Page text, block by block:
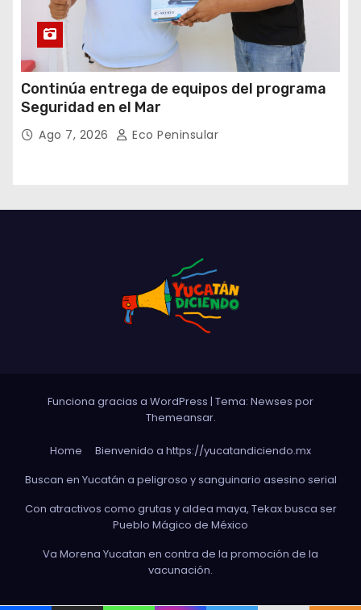
Continúa entrega de equipos del programa
Seguridad en el Mar
Ago 7, 2026 Eco Peninsular
Funciona gracias a WordPress | Tema: Newses por
Themeansar.
Home
Bienvenido a https://yucatandiciendo.mx
Buscan en Yucatán a peligroso y sanguinario asesino serial
Con atractivos como grutas y aldea maya, Tekax busca ser
Pueblo Mágico de México
Va Morena Yucata‌n en contra de la promoción de la
vacunación.